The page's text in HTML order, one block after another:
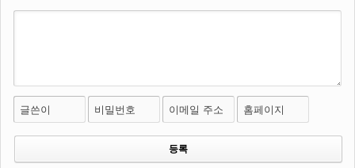
글쓴이 비밀번호 이메일 주소 홈페이지